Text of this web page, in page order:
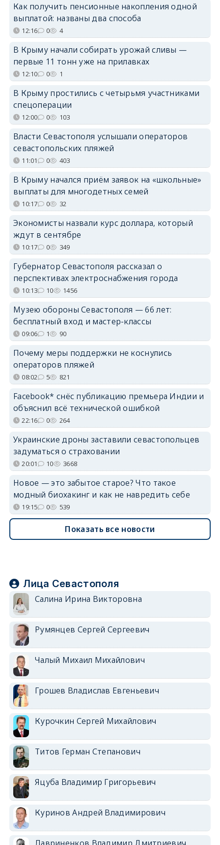
Как получить пенсионные накопления одной
выплатой: названы два способа
12:16 0 4
В Крыму начали собирать урожай сливы —
первые 11 тонн уже на прилавках
12:10 0 1
В Крыму простились с четырьмя участниками
спецоперации
12:00 0 103
Власти Севастополя услышали операторов
севастопольских пляжей
11:01 0 403
В Крыму начался приём заявок на «школьные»
выплаты для многодетных семей
10:17 0 32
Экономисты назвали курс доллара, который
ждут в сентябре
10:17 0 349
Губернатор Севастополя рассказал о
перспективах электроснабжения города
10:13 10 1456
Музею обороны Севастополя — 66 лет:
бесплатный вход и мастер-классы
09:06 1 90
Почему меры поддержки не коснулись
операторов пляжей
08:02 5 821
Facebook* снёс публикацию премьера Индии и
объяснил всё технической ошибкой
22:16 0 264
Украинские дроны заставили севастопольцев
задуматься о страховании
20:01 10 3668
Новое — это забытое старое? Что такое
модный биохакинг и как не навредить себе
19:15 0 539
Показать все новости
Лица Севастополя
Салина Ирина Викторовна
Румянцев Сергей Сергеевич
Чалый Михаил Михайлович
Грошев Владислав Евгеньевич
Курочкин Сергей Михайлович
Титов Герман Степанович
Яцуба Владимир Григорьевич
Куринов Андрей Владимирович
Лавриненков Владимир Дмитриевич